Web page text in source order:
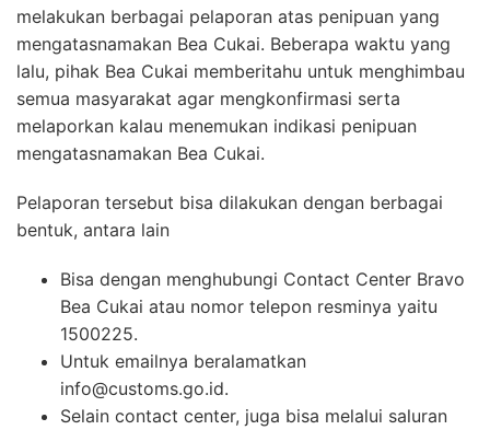
melakukan berbagai pelaporan atas penipuan yang
mengatasnamakan Bea Cukai. Beberapa waktu yang
lalu, pihak Bea Cukai memberitahu untuk menghimbau
semua masyarakat agar mengkonfirmasi serta
melaporkan kalau menemukan indikasi penipuan
mengatasnamakan Bea Cukai.
Pelaporan tersebut bisa dilakukan dengan berbagai
bentuk, antara lain
Bisa dengan menghubungi Contact Center Bravo
Bea Cukai atau nomor telepon resminya yaitu
1500225.
Untuk emailnya beralamatkan
info@customs.go.id.
Selain contact center, juga bisa melalui saluran